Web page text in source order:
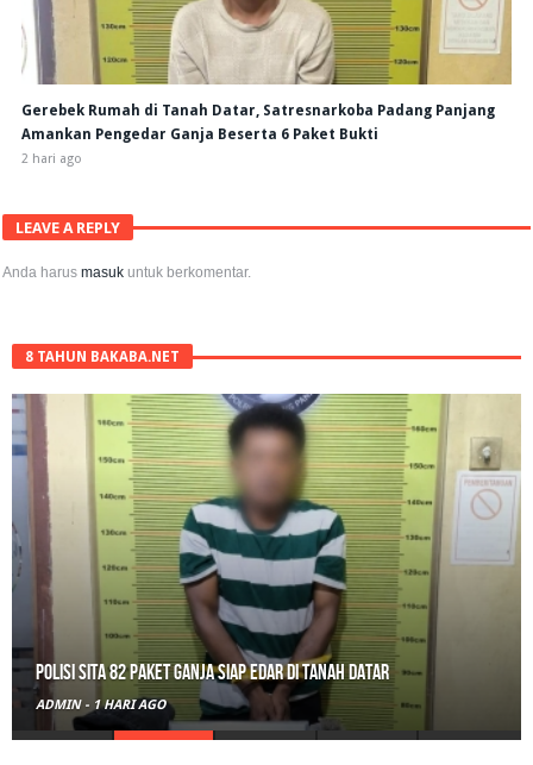
Gerebek Rumah di Tanah Datar, Satresnarkoba Padang Panjang
Amankan Pengedar Ganja Beserta 6 Paket Bukti
2 hari ago
LEAVE A REPLY
Anda harusmasuk untuk berkomentar.
8 TAHUN BAKABA.NET
Polisi Sita 82 Paket Ganja Siap Edar di Tanah Datar
ADMIN - 1 HARI AGO